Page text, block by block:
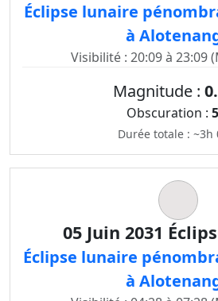
Éclipse lunaire
à
Visibilité : 20:09 à 23:09
Magnitude :
Obscuration :
Durée totale : ~3h
05 Juin 2031
Éclipse lunaire
à